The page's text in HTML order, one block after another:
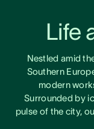
Life
Nestled amid
Southern
modern
Surrounded by
pulse of the city,